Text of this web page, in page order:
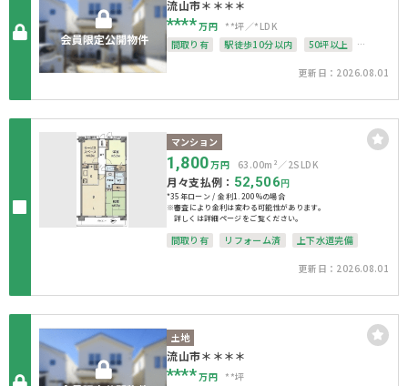
流山市＊＊＊＊
****万円 **坪
*LDK
間取り有
駅徒歩10分以内
50坪以上
更新日：2026.08.01
マンション
1,800万円 63.00m² 2SLDK
月々支払例： 52,506 円
*35年ローン / 金利1.200%の場合
※審査により金利は変わる可能性があります。
詳しくは詳細ページをご覧ください。
間取り有 リフォーム済 上下水道完備
更新日：2026.08.01
土地
流山市＊＊＊＊
****万円 **坪